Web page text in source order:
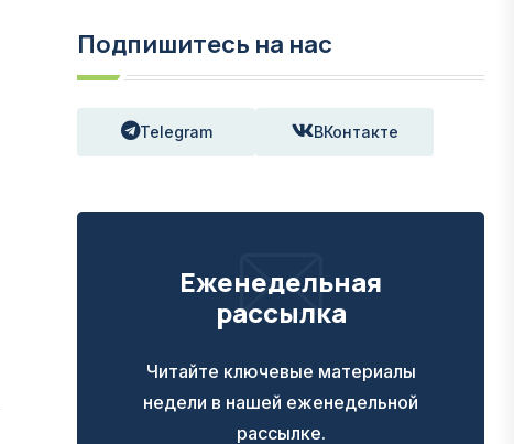
Подпишитесь на нас
Telegram ВКонтакте
Еженедельная
рассылка
Читайте ключевые материалы
недели в нашей еженедельной
рассылке.